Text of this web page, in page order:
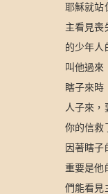
耶穌就站
主看見喪
的少年人
叫他過來
瞎子來時
人子來，
你的信救
因著瞎子
重要是他
們能看見